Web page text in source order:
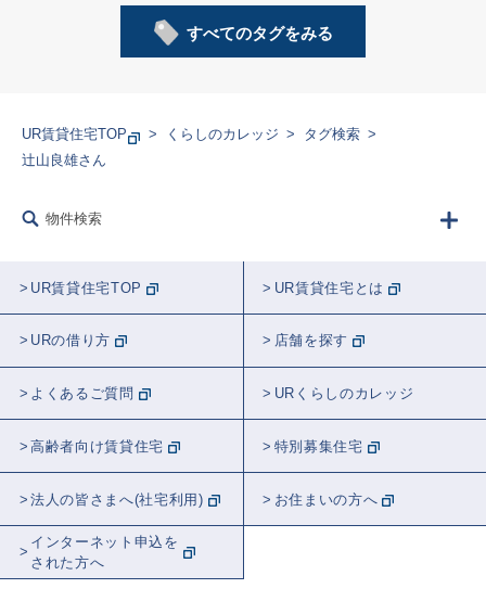
収納
家事
スケラッコさん
すべてのタグをみる
UR賃貸住宅TOP くらしのカレッジ
タグ検索
辻山良雄さん
物件検索
UR賃貸住宅TOP UR賃貸住宅とは
URの借り方 店舗を探す
よくあるご質問 URくらしのカレッジ
高齢者向け賃貸住宅 特別募集住宅
法人の皆さまへ(社宅利用) お住まいの方へ
インターネット申込を
された方へ